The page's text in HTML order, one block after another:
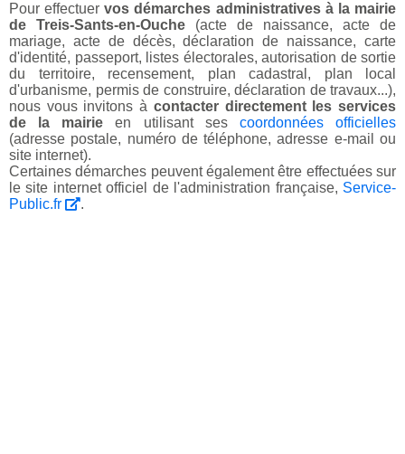
Pour effectuervos démarches administratives à la mairie
de Treis-Sants-en-Ouche (acte de naissance, acte de
mariage, acte de décès, déclaration de naissance, carte
d'identité, passeport, listes électorales, autorisation de sortie
du territoire, recensement, plan cadastral, plan local
d'urbanisme, permis de construire, déclaration de travaux...),
nous vous invitons à contacter directement les services
de la mairie en utilisant ses coordonnées officielles
(adresse postale, numéro de téléphone, adresse e-mail ou
site internet).
Certaines démarches peuvent également être effectuées sur
le site internet officiel de l'administration française, Service-
Public.fr
.